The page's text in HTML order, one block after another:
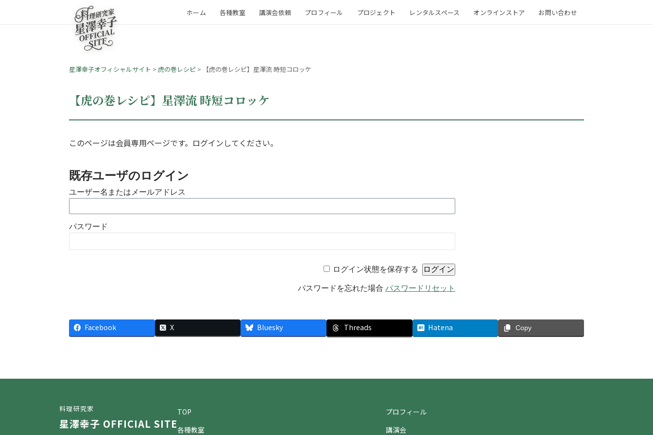
ホーム 各種教室 講演会依頼 プロフィール プロジェクト レンタルスペース オンラインストア お問い合わせ
星澤幸子オフィシャルサイト > 虎の巻レシピ > 【虎の巻レシピ】星澤流 時短コロッケ
【虎の巻レシピ】星澤流 時短コロッケ
このページは会員専用ページです。ログインしてください。
既存ユーザのログイン
ユーザー名またはメールアドレス
パスワード
ログイン状態を保存する
パスワードを忘れた場合 パスワードリセット
Facebook X Bluesky Threads Hatena Copy
料理研究家
星澤幸子 OFFICIAL SITE
TOP
プロフィール
各種教室
講演会